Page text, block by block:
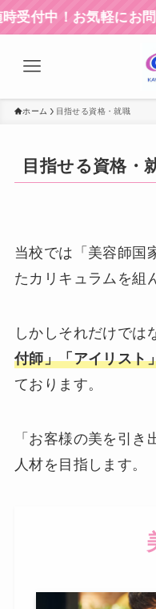
！お気軽にお問い合せ
ホーム 目指せる資格・就職
目指せる資格・
当校では「美容師国
たカリキュラムを組
しかしそれだけでは
付師」「アイリスト
ております。
「お客様の美を引
人材を目指します。